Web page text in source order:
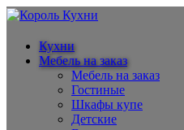
Кухни
Мебель на заказ
Мебель на заказ
Гостиные
Шкафы купе
Детские